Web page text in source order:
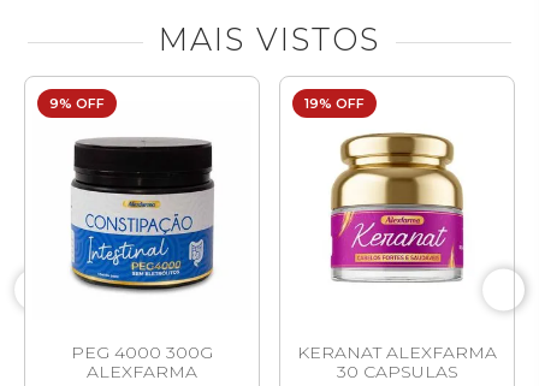
MAIS VISTOS
9% OFF
PEG 4000 300G
ALEXFARMA
19% OFF
KERANAT ALEXFARMA
30 CAPSULAS